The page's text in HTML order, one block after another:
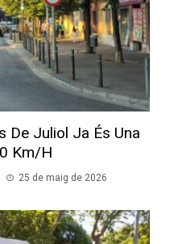
De Juliol Ja És Una
Km/h
25 de maig de 2026